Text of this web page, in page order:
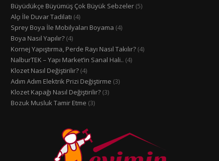
Büyüdükçe Büyümüş Çok Büyük Sebzeler (5)
Alçı İle Duvar Tadilatı (4)
Sprey Boya İle Mobilyaları Boyama (4)
Boya Nasıl Yapılır? (4)
Kornej Yapıştırma, Perde Rayı Nasıl Takılır? (4)
NalburTEK – Yapı Market’in Sanal Hali.. (4)
Klozet Nasıl Değiştirilir? (4)
Adım Adım Elektrik Prizi Değiştirme (3)
Klozet Kapağı Nasıl Değiştirilir? (3)
Bozuk Musluk Tamir Etme (3)